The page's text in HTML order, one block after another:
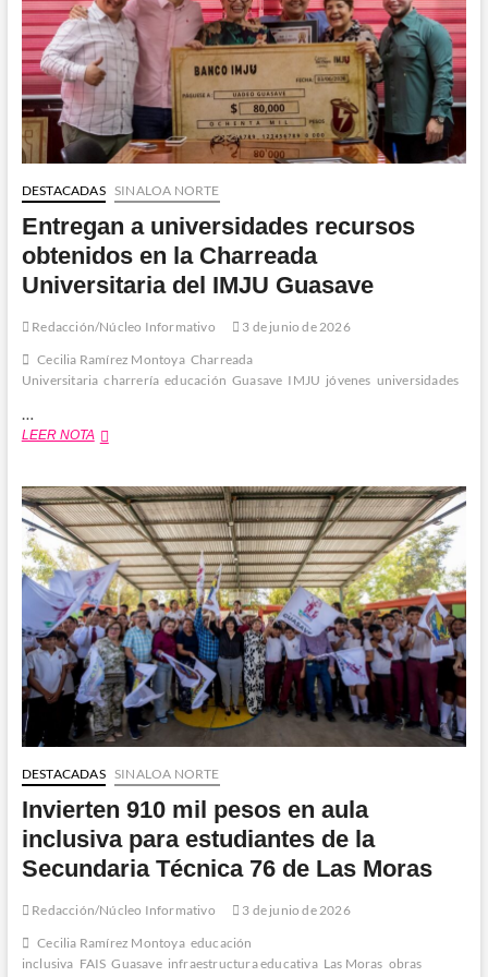
DESTACADAS SINALOA NORTE
Entregan a universidades recursos
obtenidos en la Charreada
Universitaria del IMJU Guasave
Redacción/Núcleo Informativo
3 de junio de 2026
Cecilia Ramírez Montoya Charreada
Universitaria charrería educación Guasave IMJU jóvenes universidades
…
LEER NOTAEntregan
recursos
obtenidos
en
la
Charreada
Universitaria
del
IMJU
Guasave
DESTACADAS SINALOA NORTE
Invierten 910 mil pesos en aula
inclusiva para estudiantes de la
Secundaria Técnica 76 de Las Moras
Redacción/Núcleo Informativo
3 de junio de 2026
Cecilia Ramírez Montoya educación
inclusiva FAIS Guasave infraestructura educativa Las Moras obras